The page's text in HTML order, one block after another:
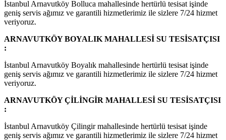
İstanbul Arnavutköy Bolluca mahallesinde hertürlü tesisat işinde
geniş servis ağımız ve garantili hizmetlerimiz ile sizlere 7/24 hizmet
veriyoruz.
ARNAVUTKÖY BOYALIK MAHALLESİ SU TESİSATÇISI
:
İstanbul Arnavutköy Boyalık mahallesinde hertürlü tesisat işinde
geniş servis ağımız ve garantili hizmetlerimiz ile sizlere 7/24 hizmet
veriyoruz.
ARNAVUTKÖY ÇİLİNGİR MAHALLESİ SU TESİSATÇISI
:
İstanbul Arnavutköy Çilingir mahallesinde hertürlü tesisat işinde
geniş servis ağımız ve garantili hizmetlerimiz ile sizlere 7/24 hizmet